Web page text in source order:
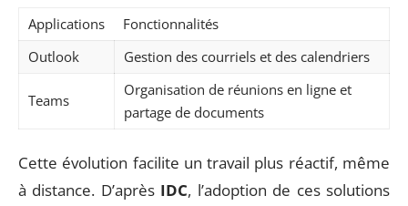
Applications
Fonctionnalités
Outlook
Gestion des courriels et des calendriers
Teams
Organisation de réunions en ligne et
partage de documents
Cette évolution facilite un travail plus réactif, même
à distance. D’après IDC, l’adoption de ces solutions